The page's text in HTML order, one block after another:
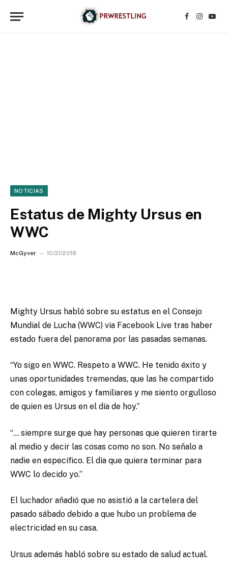
Facebook
NOTICIAS
Estatus de Mighty Ursus en
WWC
McGyver 10/21/2018
Mighty Ursus habló sobre su estatus en el Consejo
Mundial de Lucha (WWC) via Facebook Live tras haber
estado fuera del panorama por las pasadas semanas.
“Yo sigo en WWC. Respeto a WWC. He tenido éxito y
unas oportunidades tremendas, que las he compartido
con colegas, amigos y familiares y me siento orgulloso
de quien es Ursus en el día de hoy.”
“… siempre surge que hay personas que quieren tirarte
al medio y decir las cosas como no son. No señalo a
nadie en específico. El día que quiera terminar para
WWC lo decido yo.”
El luchador añadió que no asistió a la cartelera del
pasado sábado debido a que hubo un problema de
electricidad en su casa.
Ursus además habló sobre su estado de salud actual.